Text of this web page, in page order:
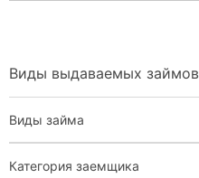
Виды выдаваемых займов
Виды займа
Категория заемщика